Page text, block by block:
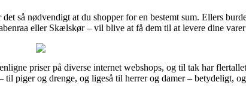
så nødvendigt at du shopper for en bestemt sum. Ellers
eller Skælskør – vil blive at få dem til at levere dine
priser på diverse internet webshops, og til tak har
til piger og drenge, og ligeså til herrer og damer – betydeligt,